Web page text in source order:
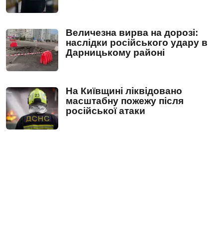
Величезна вирва на дорозі:
наслідки російського удару в
Дарницькому районі
На Київщині ліквідовано
масштабну пожежу після
російської атаки